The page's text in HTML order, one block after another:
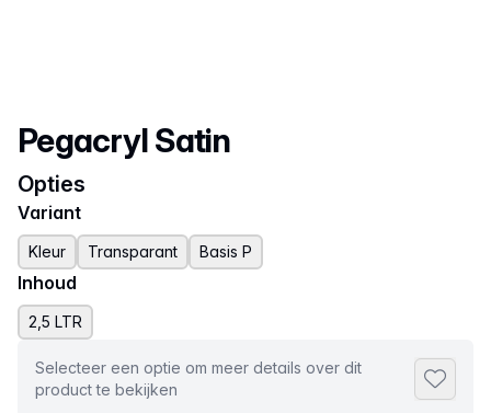
Productnaam
Pegacryl Satin
Opties
Variant
Kleur Transparant Basis P
Inhoud
2,5 LTR
Selecteer een optie om meer details over dit
product te bekijken